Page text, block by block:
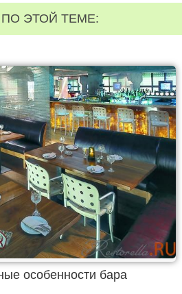
ЭТОЙ ТЕМЕ:
особенности бара